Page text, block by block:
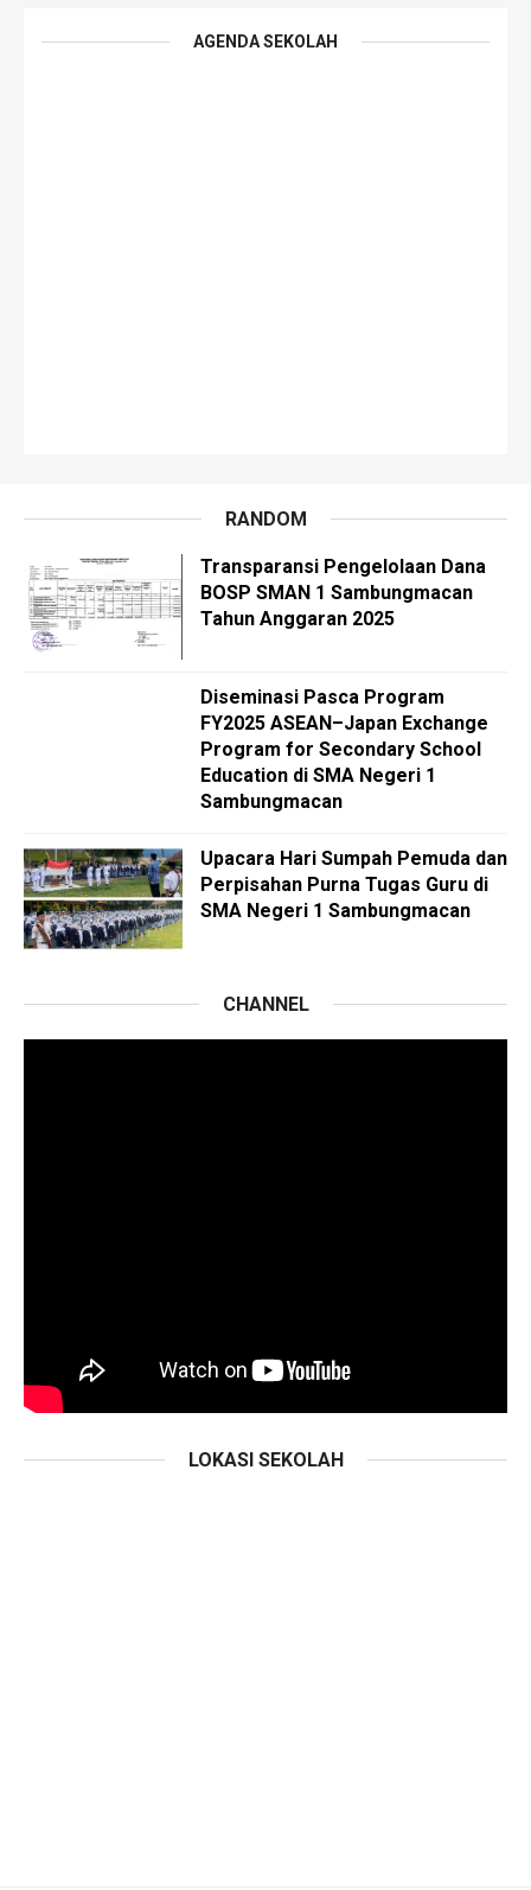
AGENDA SEKOLAH
RANDOM
Transparansi Pengelolaan Dana
BOSP SMAN 1 Sambungmacan
Tahun Anggaran 2025
Diseminasi Pasca Program
FY2025 ASEAN–Japan Exchange
Program for Secondary School
Education di SMA Negeri 1
Sambungmacan
Upacara Hari Sumpah Pemuda dan
Perpisahan Purna Tugas Guru di
SMA Negeri 1 Sambungmacan
CHANNEL
LOKASI SEKOLAH